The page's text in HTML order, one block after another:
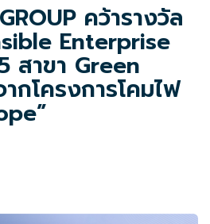
คว้ารางวัล
Enterprise
สาขา Green
กโครงการโคมไฟ